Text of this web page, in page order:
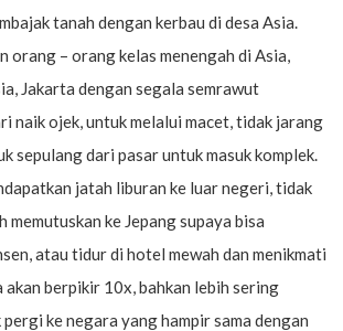
tanah dengan kerbau di desa Asia.
orang – orang kelas menengah di Asia,
Jakarta dengan segala semrawut
naik ojek, untuk melalui macet, tidak jarang
sepulang dari pasar untuk masuk komplek.
jatah liburan ke luar negeri, tidak
memutuskan ke Jepang supaya bisa
atau tidur di hotel mewah dan menikmati
akan berpikir 10x, bahkan lebih sering
ke negara yang hampir sama dengan